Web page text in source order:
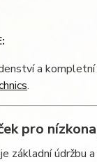
a
.
pro
základní údržbu